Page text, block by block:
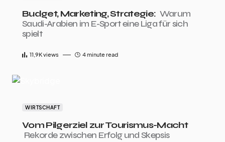
Budget, Marketing, Strategie: Warum
Saudi-Arabien im E-Sport eine Liga für sich
spielt
11,9Kviews 4 minute read
WIRTSCHAFT
Vom Pilgerziel zur Tourismus-Macht
Rekorde zwischen Erfolg und Skepsis